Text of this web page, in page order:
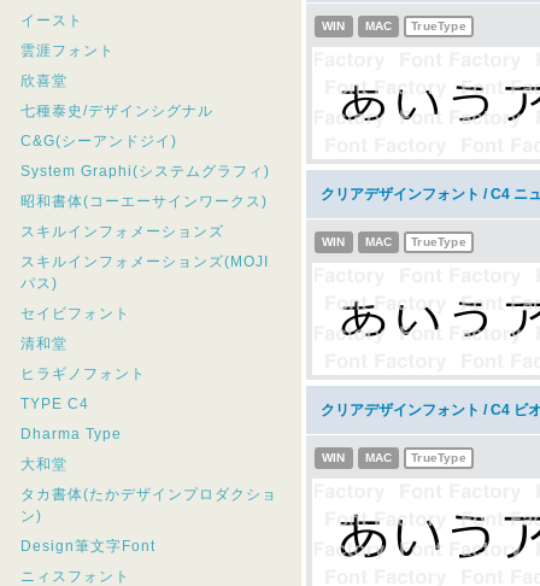
イースト
雲涯フォント
欣喜堂
七種泰史/デザインシグナル
C&G(シーアンドジイ)
System Graphi(システムグラフィ)
昭和書体(コーエーサインワークス)
スキルインフォメーションズ
スキルインフォメーションズ(MOJI
パス)
セイビフォント
清和堂
ヒラギノフォント
TYPE C4
Dharma Type
大和堂
タカ書体(たかデザインプロダクショ
ン)
Design筆文字Font
ニィスフォント
WIN MAC TrueType
クリアデザインフォント / C4 ニ
WIN MAC TrueType
クリアデザインフォント / C4 ビ
WIN MAC TrueType